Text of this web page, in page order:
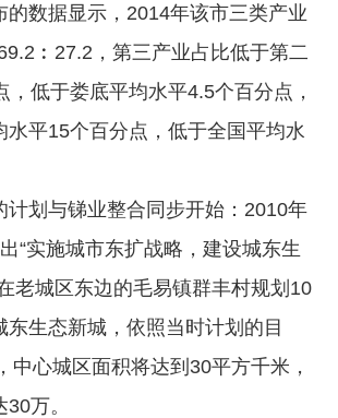
数据显示，2014年该市三类产业
，第三产业占比低于第二
，低于娄底平均水平4.5个百分点，
水平15个百分点，低于全国平均水
划与锑业整合同步开始：2010年
“实施城市东扩战略，建设城东生
老城区东边的毛易镇群丰村规划10
东生态新城，依照当时计划的目
中心城区面积将达到30平方千米，
万。